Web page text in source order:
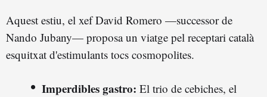
Aquest estiu, el xef David Romero —successor de
Nando Jubany— proposa un viatge pel receptari català
esquitxat d'estimulants tocs cosmopolites.
Imperdibles gastro: El trio de cebiches, el